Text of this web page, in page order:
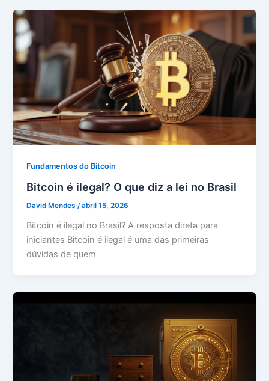
Fundamentos do Bitcoin
Bitcoin é ilegal? O que diz a lei no Brasil
David Mendes/abril 15, 2026
Bitcoin é ilegal no Brasil? A resposta direta para
iniciantes Bitcoin é ilegal é uma das primeiras
dúvidas de quem